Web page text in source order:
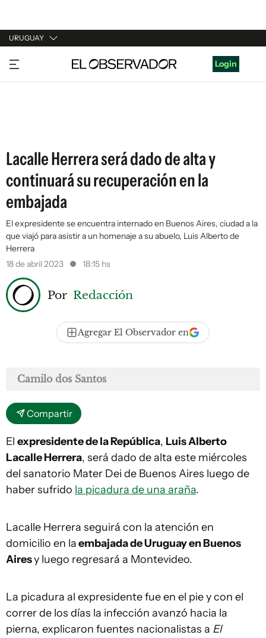
URUGUAY
URUGUAY
ARGENTINA
Login
Lacalle Herrera será dado de alta y
continuará su recuperación en la
embajada
El expresidente se encuentra internado en Buenos Aires, ciudad a la
que viajó para asistir a un homenaje a su abuelo, Luis Alberto de
Herrera
18 de abril 2023
18:15 hs
Por Redacción
Agregar El Observador en
Camilo dos Santos
Compartir
El expresidente de la República, Luis Alberto
Lacalle Herrera, será dado de alta este miércoles
del sanatorio Mater Dei de Buenos Aires luego de
haber sufrido la picadura de una araña.
Lacalle Herrera seguirá con la atención en
domicilio en laembajada de Uruguay en Buenos
Airesy luego regresará a Montevideo.
La picadura al expresidente fue en el pie y con el
correr de los días la infección avanzó hacia la
pierna, explicaron fuentes nacionalistas a El